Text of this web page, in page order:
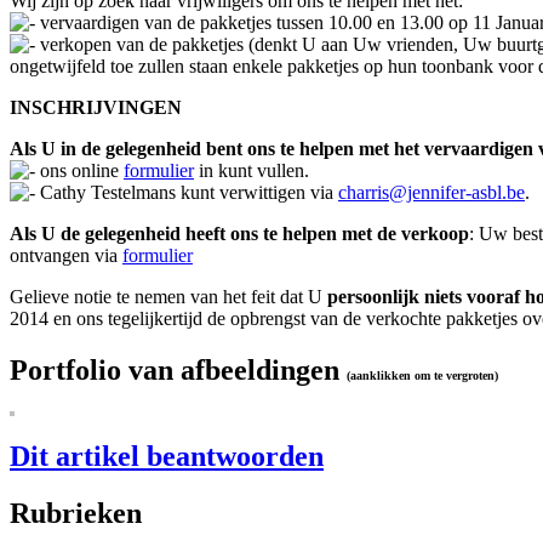
vervaardigen van de pakketjes tussen 10.00 en 13.00 op 11
verkopen van de pakketjes (denkt U aan Uw vrienden, Uw
ongetwijfeld toe zullen staan enkele pakketjes op hun toonbank voor
INSCHRIJVINGEN
Als U in de gelegenheid bent ons te helpen met het vervaardigen
ons online formulierin kunt vullen.
Cathy Testelmans kunt verwittigen via charris@jennifer-asbl.be.
Als U de gelegenheid heeft ons te helpen met de verkoop: Uw
ontvangen via formulier
Gelieve notie te nemen van het feit dat U persoonlijk niets vooraf
2014 en ons tegelijkertijd de opbrengst van de verkochte pakketjes
Portfolio van afbeeldingen (aanklikken om te vergroten)
Dit artikel beantwoorden
Rubrieken